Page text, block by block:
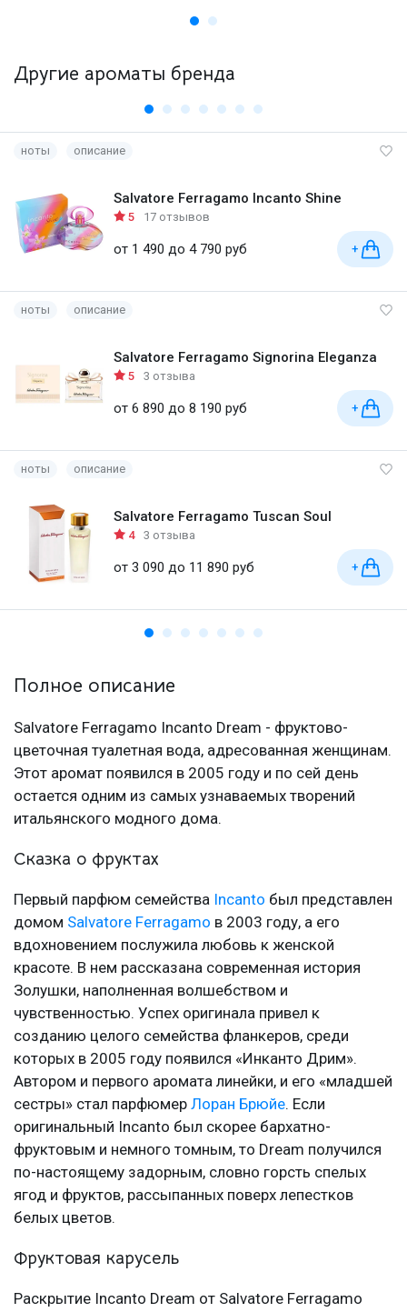
Другие ароматы бренда
ноты описание
Salvatore Ferragamo Incanto Shine
5 17 отзывов
от 1 490 до 4 790 руб +
ноты описание
Salvatore Ferragamo Signorina Eleganza
5 3 отзыва
от 6 890 до 8 190 руб +
ноты описание
Salvatore Ferragamo Tuscan Soul
4 3 отзыва
от 3 090 до 11 890 руб +
Полное описание
Salvatore Ferragamo Incanto Dream - фруктово-
цветочная туалетная вода, адресованная женщинам.
Этот аромат появился в 2005 году и по сей день
остается одним из самых узнаваемых творений
итальянского модного дома.
Сказка о фруктах
Первый парфюм семейства Incanto был представлен
домом Salvatore Ferragamo в 2003 году, а его
вдохновением послужила любовь к женской
красоте. В нем рассказана современная история
Золушки, наполненная волшебством и
чувственностью. Успех оригинала привел к
созданию целого семейства фланкеров, среди
которых в 2005 году появился «Инканто Дрим».
Автором и первого аромата линейки, и его «младшей
сестры» стал парфюмер Лоран Брюйе. Если
оригинальный Incanto был скорее бархатно-
фруктовым и немного томным, то Dream получился
по-настоящему задорным, словно горсть спелых
ягод и фруктов, рассыпанных поверх лепестков
белых цветов.
Фруктовая карусель
Раскрытие Incanto Dream от Salvatore Ferragamo